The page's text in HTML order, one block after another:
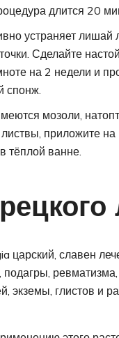
длится 20
устраняет
Сделайте
на 2 недели и
спонж.
мозоли,
приложите
тёплой ванне.
царский, славен
экземы, глистов и